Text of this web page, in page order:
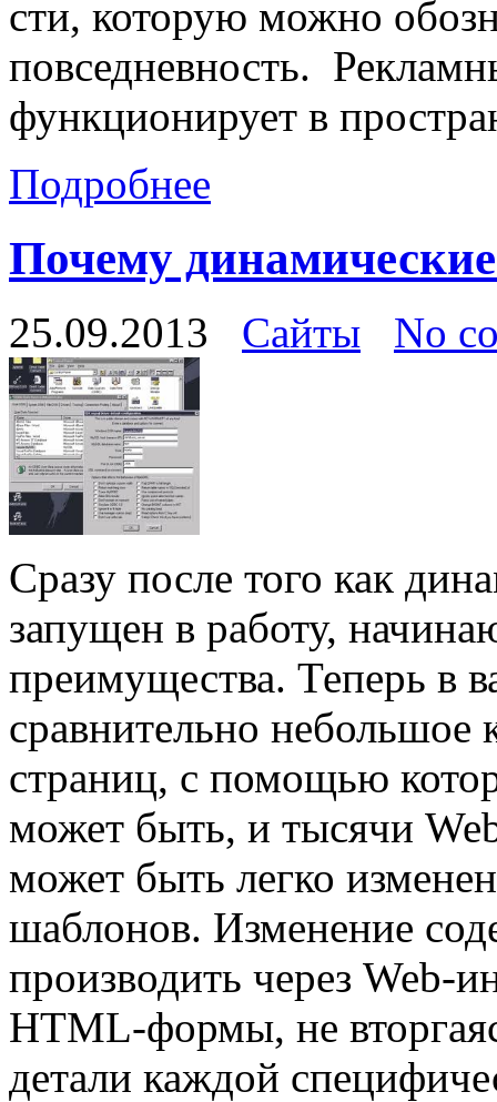
сти, которую можно
повседневность.
функционирует в
Подробнее
Почему
25.09.2013 Сайты No
Сразу после того как
запущен в работу,
преимущества. Теперь в
сравнительно
страниц, с помощью
может быть, и тысячи
может быть легко
шаблонов. Изменение
производить через Web-
HTML-формы, не
детали каждой